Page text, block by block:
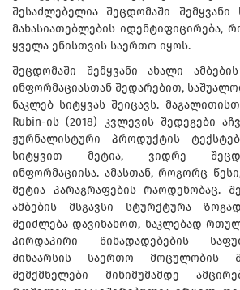
შესაძლებელია შეცდომაში შემყვანი
მახასიათებლების იდენტიფიცირება,
ყველა ენისთვის საერთო იყოს.
შეცდომაში შემყვანი ახალი
ინფორმაციასთან შედარებით,
ნაკლებ სიტყვას შეიცავს.
Rubin-ის (2018) კვლევის შედეგები
ჟურნალისტური პროდუქტის
სიტყვით მეტია, ვიდრე
ინფორმაციისა. ამასთან, როგორც
მეტია პარაგრაფების რაოდენობაც.
ამბების მსგავსი სტურქტურა
შეიძლება დავინახოთ, ნაკლებად
პირდაპირი წინადადებების
შინაარსის საერთო მოცულობის
შემქმნელები მინიმუმამდე